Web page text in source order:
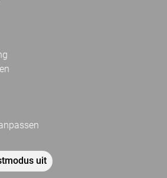
uit